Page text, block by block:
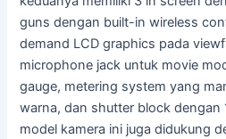
guns dengan built-in wireless
demand LCD graphics pada
microphone jack untuk movie
gauge, metering system yang
warna, dan shutter block dengan
model kamera ini juga didukung